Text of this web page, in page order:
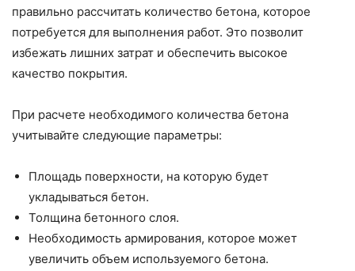
правильно рассчитать количество бетона, которое
потребуется для выполнения работ. Это позволит
избежать лишних затрат и обеспечить высокое
качество покрытия.
При расчете необходимого количества бетона
учитывайте следующие параметры:
Площадь поверхности, на которую будет
укладываться бетон.
Толщина бетонного слоя.
Необходимость армирования, которое может
увеличить объем используемого бетона.